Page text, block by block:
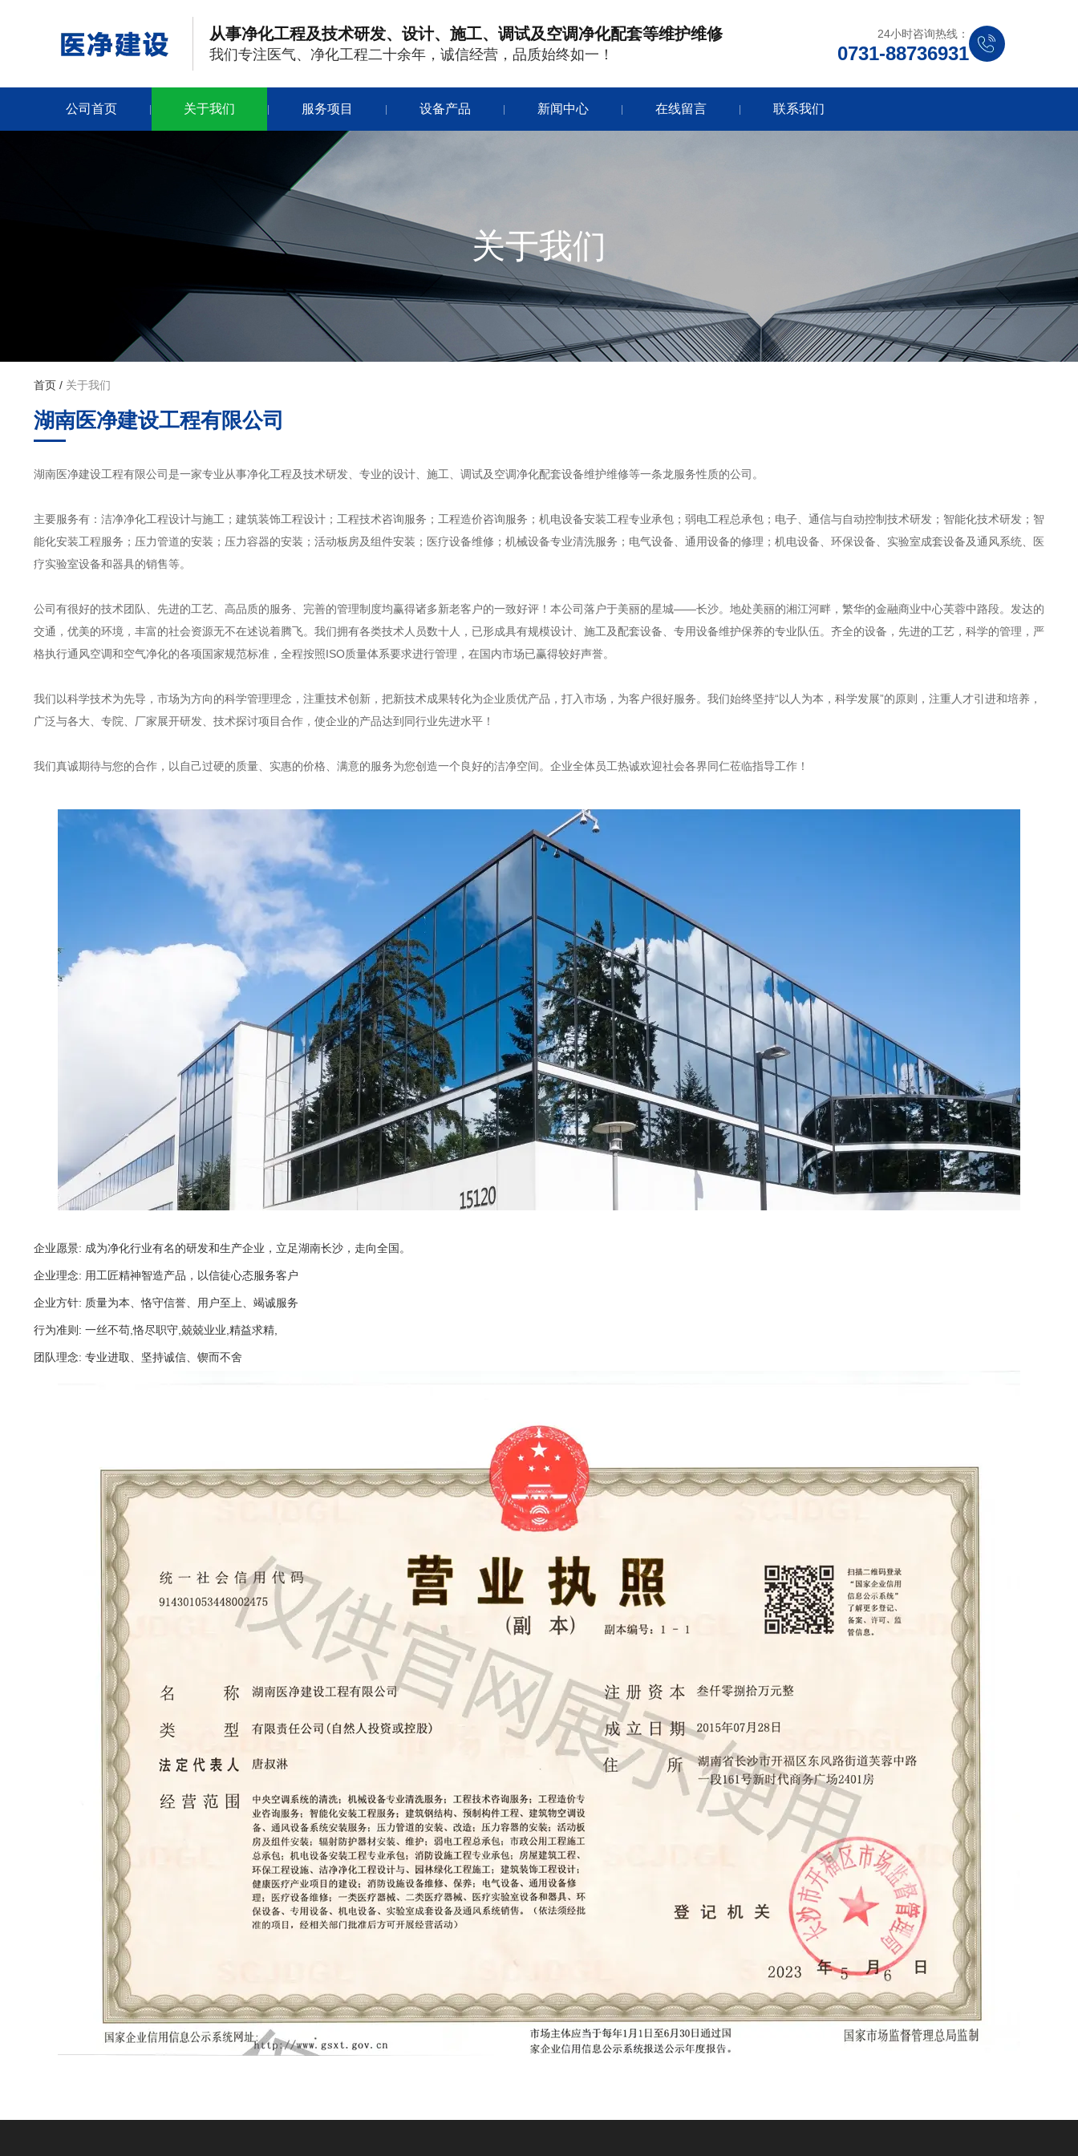
从事净化工程及技术研发、设计、施工、调试及空调净化配套等维护维修
我们专注医气、净化工程二十余年，诚信经营，品质始终如一！
24小时咨询热线：
0731-88736931
公司首页 | 关于我们 | 服务项目 | 设备产品 | 新闻中心 | 在线留言 | 联系我们
关于我们
首页 / 关于我们
湖南医净建设工程有限公司
湖南医净建设工程有限公司是一家专业从事净化工程及技术研发、专业的设计、施工、调试及空调净化配套设备维护维修等一条龙服务性质的公司。
主要服务有：洁净净化工程设计与施工；建筑装饰工程设计；工程技术咨询服务；工程造价咨询服务；机电设备安装工程专业承包；弱电工程总承包；电子、通信与自动控制技术研发；智能化技术研发；智
能化安装工程服务；压力管道的安装；压力容器的安装；活动板房及组件安装；医疗设备维修；机械设备专业清洗服务；电气设备、通用设备的修理；机电设备、环保设备、实验室成套设备及通风系统、医
疗实验室设备和器具的销售等。
公司有很好的技术团队、先进的工艺、高品质的服务、完善的管理制度均赢得诸多新老客户的一致好评！本公司落户于美丽的星城——长沙。地处美丽的湘江河畔，繁华的金融商业中心芙蓉中路段。发达的
交通，优美的环境，丰富的社会资源无不在述说着腾飞。我们拥有各类技术人员数十人，已形成具有规模设计、施工及配套设备、专用设备维护保养的专业队伍。齐全的设备，先进的工艺，科学的管理，严
格执行通风空调和空气净化的各项国家规范标准，全程按照ISO质量体系要求进行管理，在国内市场已赢得较好声誉。
我们以科学技术为先导，市场为方向的科学管理理念，注重技术创新，把新技术成果转化为企业质优产品，打入市场，为客户很好服务。我们始终坚持“以人为本，科学发展”的原则，注重人才引进和培养，
广泛与各大、专院、厂家展开研发、技术探讨项目合作，使企业的产品达到同行业先进水平！
我们真诚期待与您的合作，以自己过硬的质量、实惠的价格、满意的服务为您创造一个良好的洁净空间。企业全体员工热诚欢迎社会各界同仁莅临指导工作！
企业愿景: 成为净化行业有名的研发和生产企业，立足湖南长沙，走向全国。
企业理念: 用工匠精神智造产品，以信徒心态服务客户
企业方针: 质量为本、恪守信誉、用户至上、竭诚服务
行为准则: 一丝不苟,恪尽职守,兢兢业业,精益求精,
团队理念: 专业进取、坚持诚信、锲而不舍